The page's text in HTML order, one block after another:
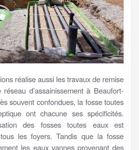
réalise aussi les travaux de remise
d’assainissement à Beaufort-
souvent confondues, la fosse toutes
ont chacune ses spécificités.
des fosses toutes eaux est
les foyers. Tandis que la fosse
les eaux vannes provenant des